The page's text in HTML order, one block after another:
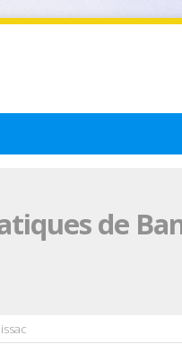
de